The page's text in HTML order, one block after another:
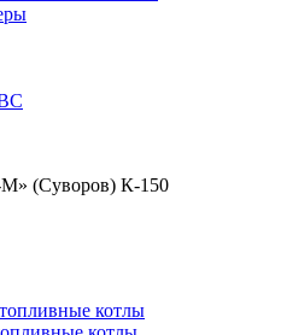
(Суворов) К-150
котлы